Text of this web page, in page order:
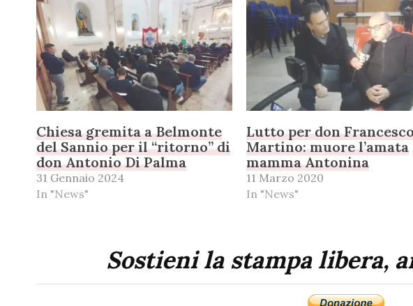
Chiesa gremita a Belmonte
del Sannio per il “ritorno” di
don Antonio Di Palma
31 Gennaio 2024
In "News"
Lutto per don
Martino: muore l’amata
mamma Antonina
11 Marzo 2020
In "News"
Sostieni la stampa libera,